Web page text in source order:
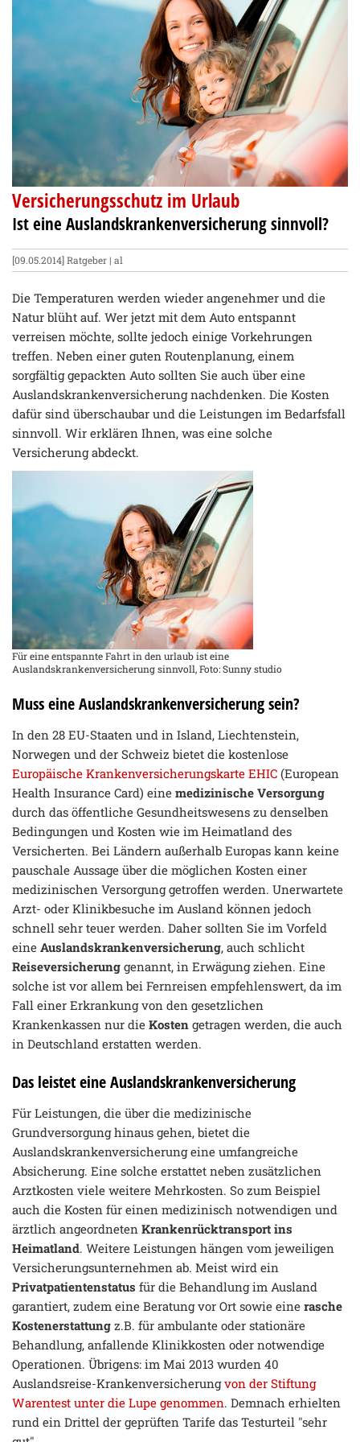
Versicherungsschutz im Urlaub
Ist eine Auslandskrankenversicherung sinnvoll?
[09.05.2014]Ratgeber | al
Die Temperaturen werden wieder angenehmer und die
Natur blüht auf. Wer jetzt mit dem Auto entspannt
verreisen möchte, sollte jedoch einige Vorkehrungen
treffen. Neben einer guten Routenplanung, einem
sorgfältig gepackten Auto sollten Sie auch über eine
Auslandskrankenversicherung nachdenken. Die Kosten
dafür sind überschaubar und die Leistungen im Bedarfsfall
sinnvoll. Wir erklären Ihnen, was eine solche
Versicherung abdeckt.
Für eine entspannte Fahrt in den urlaub ist eine
Auslandskrankenversicherung sinnvoll, Foto: Sunny studio
Muss eine Auslandskrankenversicherung sein?
In den 28 EU-Staaten und in Island, Liechtenstein,
Norwegen und der Schweiz bietet die kostenlose
Europäische Krankenversicherungskarte EHIC (European
Health Insurance Card) eine medizinische Versorgung
durch das öffentliche Gesundheitswesens zu denselben
Bedingungen und Kosten wie im Heimatland des
Versicherten. Bei Ländern außerhalb Europas kann keine
pauschale Aussage über die möglichen Kosten einer
medizinischen Versorgung getroffen werden. Unerwartete
Arzt- oder Klinikbesuche im Ausland können jedoch
schnell sehr teuer werden. Daher sollten Sie im Vorfeld
eine Auslandskrankenversicherung, auch schlicht
Reiseversicherung genannt, in Erwägung ziehen. Eine
solche ist vor allem bei Fernreisen empfehlenswert, da im
Fall einer Erkrankung von den gesetzlichen
Krankenkassen nur die Kosten getragen werden, die auch
in Deutschland erstatten werden.
Das leistet eine Auslandskrankenversicherung
Für Leistungen, die über die medizinische
Grundversorgung hinaus gehen, bietet die
Auslandskrankenversicherung eine umfangreiche
Absicherung. Eine solche erstattet neben zusätzlichen
Arztkosten viele weitere Mehrkosten. So zum Beispiel
auch die Kosten für einen medizinisch notwendigen und
ärztlich angeordneten Krankenrücktransport ins
Heimatland. Weitere Leistungen hängen vom jeweiligen
Versicherungsunternehmen ab. Meist wird ein
Privatpatientenstatus für die Behandlung im Ausland
garantiert, zudem eine Beratung vor Ort sowie eine rasche
Kostenerstattung z.B. für ambulante oder stationäre
Behandlung, anfallende Klinikkosten oder notwendige
Operationen. Übrigens: im Mai 2013 wurden 40
Auslandsreise-Krankenversicherungvon der Stiftung
Warentest unter die Lupe genommen. Demnach erhielten
rund ein Drittel der geprüften Tarife das Testurteil "sehr